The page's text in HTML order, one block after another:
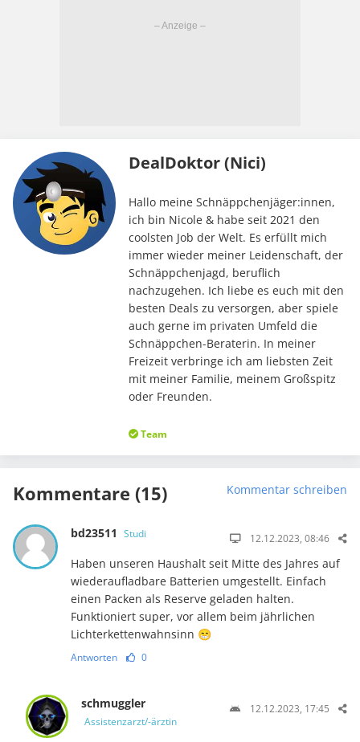
DealDoktor (Nici)
Hallo meine Schnäppchenjäger:innen,
ich bin Nicole & habe seit 2021 den
coolsten Job der Welt. Es erfüllt mich
immer wieder meiner Leidenschaft, der
Schnäppchenjagd, beruflich
nachzugehen. Ich liebe es euch mit den
besten Deals zu versorgen, aber spiele
auch gerne im privaten Umfeld die
Schnäppchen-Beraterin. In meiner
Freizeit verbringe ich am liebsten Zeit
mit meiner Familie, meinem Großspitz
oder Freunden.
Team
Kommentare (15) Kommentar schreiben
bd23511 Studi 12.12.2023, 08:46
Haben unseren Haushalt seit Mitte des Jahres auf
wiederaufladbare Batterien umgestellt. Einfach
einen Packen als Reserve geladen halten.
Funktioniert super, vor allem beim jährlichen
Lichterkettenwahnsinn 😁
Antworten 0
schmuggler
Assistenzarzt/-ärztin
12.12.2023, 17:45